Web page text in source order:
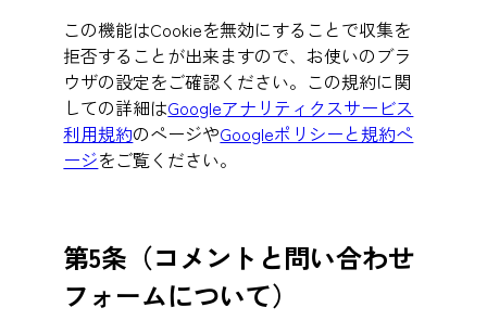
この機能はCookieを無効にすることで収集を
拒否することが出来ますので、お使いのブラ
ウザの設定をご確認ください。この規約に関
しての詳細はGoogleアナリティクスサービス
利用規約のページやGoogleポリシーと規約ペ
ージをご覧ください。
第5条（コメントと問い合わせ
フォームについて）